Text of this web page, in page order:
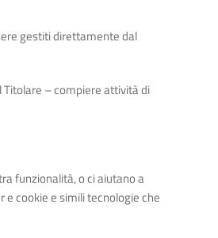
gestiti direttamente dal
Titolare – compiere attività di
funzionalità, o ci aiutano a
cookie e simili tecnologie che